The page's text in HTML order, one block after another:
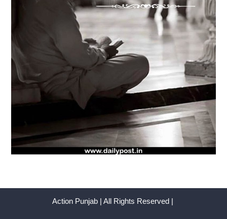
Action Punjab | All Rights Reserved |